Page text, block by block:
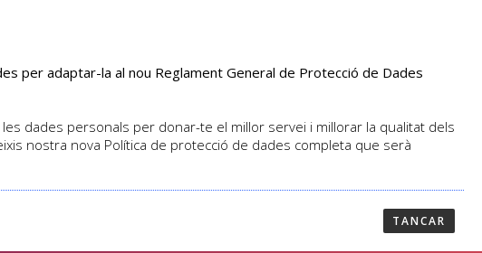
PROFESSORAT NOTICIES CONTACTAR
per adaptar-la al nou Reglament General de Protecció de Dades
dades personals per donar-te el millor servei i millorar la qualitat dels
nostra nova Política de protecció de dades completa que serà
TANCAR